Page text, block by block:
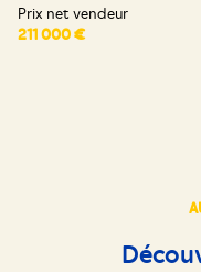
Prix net vendeur
211 000 €